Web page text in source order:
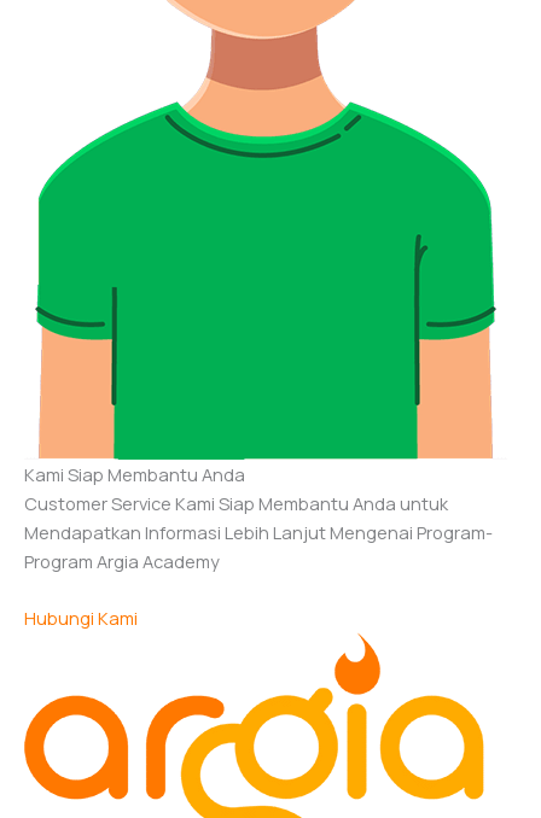
Kami Siap Membantu Anda
Customer Service Kami Siap Membantu Anda untuk
Mendapatkan Informasi Lebih Lanjut Mengenai Program-
Program Argia Academy
Hubungi Kami